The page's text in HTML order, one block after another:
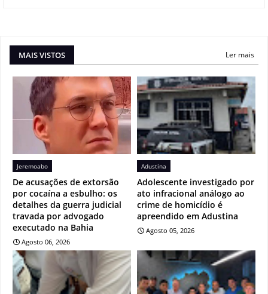
MAIS VISTOS Ler mais
Jeremoabo
De acusações de extorsão
por cocaína a esbulho: os
detalhes da guerra judicial
travada por advogado
executado na Bahia
Agosto 06, 2026
Adustina
Adolescente investigado por
ato infracional análogo ao
crime de homicídio é
apreendido em Adustina
Agosto 05, 2026